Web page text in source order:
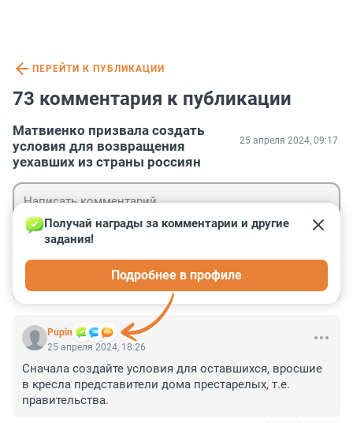
ПЕРЕЙТИ К ПУБЛИКАЦИИ
73 комментария к публикации
Матвиенко призвала создать
условия для возвращения
уехавших из страны россиян
25 апреля 2024, 09:17
Pupin
Получай награды за комментарии и другие
задания!
Подробнее в профиле
25 апреля 2024, 18:26
Сначала создайте условия для оставшихся, вросшие
в кресла представители дома престарелых, т.е.
правительства.